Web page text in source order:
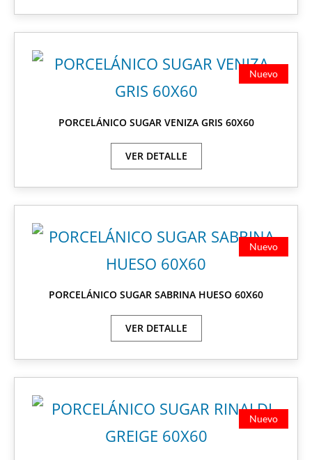
Nuevo
PORCELÁNICO SUGAR VENIZA GRIS 60X60
VER DETALLE
Nuevo
PORCELÁNICO SUGAR SABRINA HUESO 60X60
VER DETALLE
Nuevo